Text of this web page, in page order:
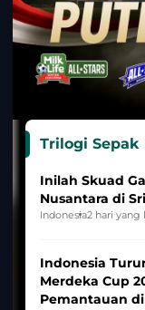
Trilogi Sepak
Inilah Skuad
Nusantara di
Indonesia2 hari yang
Indonesia
Merdeka Cup
Pemantauan di